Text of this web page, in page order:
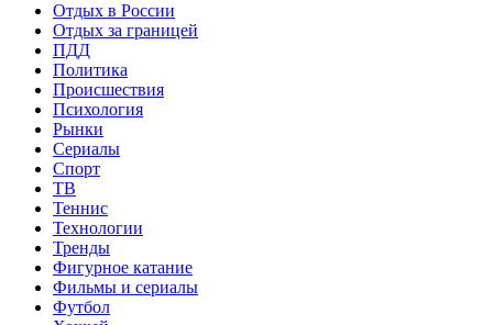
Отдых в России
Отдых за границей
ПДД
Политика
Происшествия
Психология
Рынки
Сериалы
Спорт
ТВ
Теннис
Технологии
Тренды
Фигурное катание
Фильмы и сериалы
Футбол